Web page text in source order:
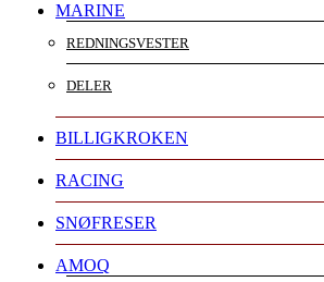
MARINE
REDNINGSVESTER
DELER
BILLIGKROKEN
RACING
SNØFRESER
AMOQ